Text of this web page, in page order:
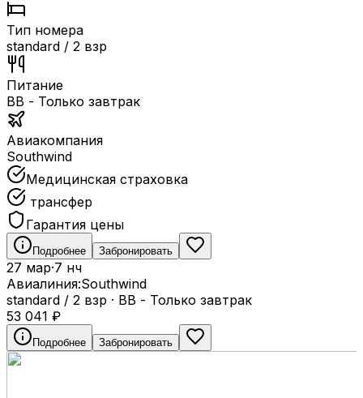
Тип номера
standard / 2 взр
Питание
BB - Только завтрак
Авиакомпания
Southwind
Медицинская страховка
трансфер
Гарантия цены
Подробнее Забронировать
27 мар·7 нч
Авиалиния:Southwind
standard / 2 взр · BB - Только завтрак
53 041 ₽
Подробнее Забронировать